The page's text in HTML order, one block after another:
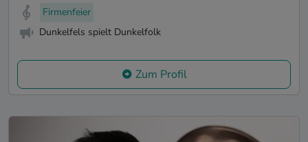
Firmenfeier
Dunkelfels spielt Dunkelfolk
Zum Profil